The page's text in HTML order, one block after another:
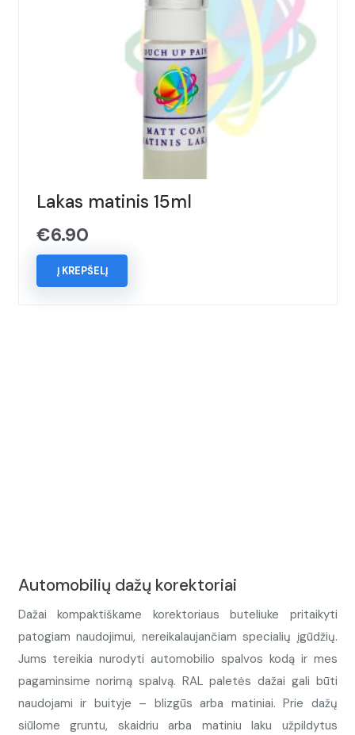
Lakas matinis 15ml
€6.90
Į KREPŠELĮ
Automobilių dažų korektoriai
Dažai kompaktiškame korektoriaus buteliuke pritaikyti
patogiam naudojimui, nereikalaujančiam specialių įgūdžių.
Jums tereikia nurodyti automobilio spalvos kodą ir mes
pagaminsime norimą spalvą. RAL paletės dažai gali būti
naudojami ir buityje – blizgūs arba matiniai. Prie dažų
siūlome gruntu, skaidriu arba matiniu laku užpildytus